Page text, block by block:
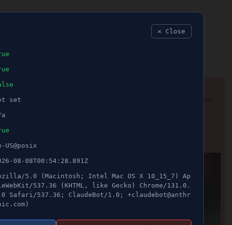
vårt erbjudande"
✕ Close
set
US@posix
08-08T00:54:28.891Z
5.0 (Macintosh; Intel Mac OS X 10_15_7) Ap
537.36 (KHTML, like Gecko) Chrome/131.0.
Safari/537.36; ClaudeBot/1.0; +claudebot@anthr